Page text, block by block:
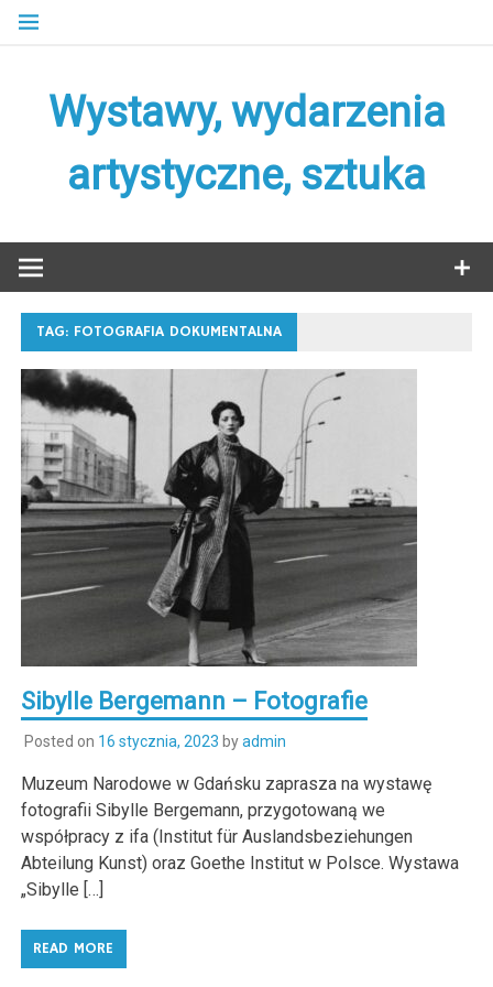
Skip
Wystawy, wydarzenia
artystyczne, sztuka
TAG: FOTOGRAFIA DOKUMENTALNA
Sibylle Bergemann – Fotografie
Posted on 16 stycznia, 2023 byadmin
Muzeum Narodowe w Gdańsku zaprasza na wystawę
fotografii Sibylle Bergemann, przygotowaną we
współpracy z ifa (Institut für Auslandsbeziehungen
Abteilung Kunst) oraz Goethe Institut w Polsce. Wystawa
„Sibylle […]
READ MORE